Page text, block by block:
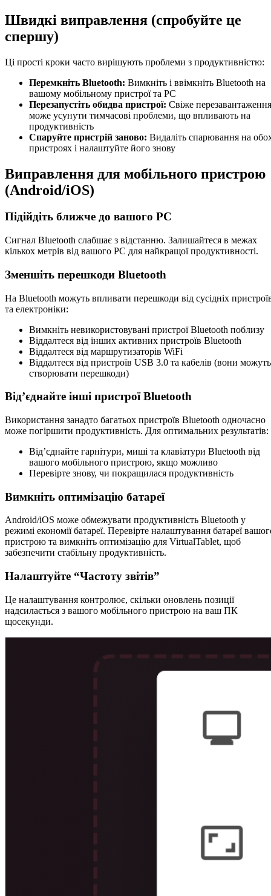
Швидкі виправлення (спробуйте це
спершу)
Ці прості кроки часто вирішують проблеми з продуктивністю:
Перемкніть Bluetooth: Вимкніть і ввімкніть Bluetooth на
вашому мобільному пристрої та PC
Перезапустіть обидва пристрої: Свіже перезавантаження
може усунути тимчасові проблеми, що впливають на
продуктивність
Спаруйте пристрій заново: Видаліть спарювання на
пристроях і налаштуйте його знову
Виправлення для мобільного пристрою
(Android/iOS)
Підійдіть ближче до вашого PC
Сигнал Bluetooth слабшає з відстанню. Залишайтеся в межах
кількох метрів від вашого PC для найкращої продуктивності.
Зменшіть перешкоди Bluetooth
На Bluetooth можуть впливати перешкоди від сусідніх
та електроніки:
Вимкніть невикористовувані пристрої Bluetooth поблизу
Віддалтеся від інших активних пристроїв Bluetooth
Віддалтеся від маршрутизаторів WiFi
Віддалтеся від пристроїв USB 3.0 та кабелів (вони можуть
створювати перешкоди)
Від’єднайте інші пристрої Bluetooth
Використання занадто багатьох пристроїв Bluetooth одночасно
може погіршити продуктивність. Для оптимальних результатів:
Від’єднайте гарнітури, миші та клавіатури Bluetooth від
вашого мобільного пристрою, якщо можливо
Перевірте знову, чи покращилася продуктивність
Вимкніть оптимізацію батареї
Android/iOS може обмежувати продуктивність Bluetooth у
режимі економії батареї. Перевірте налаштування батареї
пристрою та вимкніть оптимізацію для VirtualTablet, щоб
забезпечити стабільну продуктивність.
Налаштуйте “Частоту звітів”
Це налаштування контролює, скільки оновлень позиції
надсилається з вашого мобільного пристрою на ваш ПК
щосекунди.